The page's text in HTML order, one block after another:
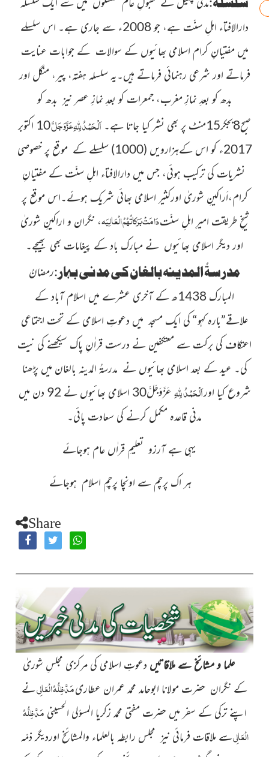
دارالافتاء اہلِ سنّت ہے، جو 2008ء
سے جاری ہے۔ اس سلسلے
میں مفتیانِ کرام اسلامی بھائیوں کے سوالات کے جوابات عنایت
فرماتے اور شرعی رہنمائی فرماتے ہیں۔یہ سلسلہ ہفتہ، پیر، منگل اور
بدھ کو بعدِ نمازِ مغرب، جمعرات کو بعدِ نمازِ عصر نیز بدھ کو
صبح8بجکر15منٹ پر بھی نشر کیا جاتا
ہے۔اَلْحَمْدُلِلّٰہِعَزَّوَجَلَّ
10 اکتوبر
2017ء کو اس کےہزارویں
(1000) سلسلے کے موقع پرخصوصی
نشریات کی ترکیب ہوئی، جس میں دارالافتاء اہلِ سنّت کے مفتیانِ
کرام،اَراکینِ شوریٰ اورکثیر اسلامی بھائی شریک ہوئے۔اس موقع پر
شیخِ طریقت امیرِ اہلِ سنّتدَامَتْ بَرَکاتُہُمُ الْعَالِیَہ، نگران و اراکینِ شوریٰ
اور دیگر اسلامی بھائیوں نے مبارک باد کے پیغامات بھی بھیجے۔
مدرسۃُ المدینہ بالغان کی مدنی بہار:رمضانُ
المبارک1438ھ کے آخری عشرے میں اسلام آبادکے
علاقے”بارہ کہو“ کی ایک مسجد میں دعوتِ اسلامی کے تحت اجتماعی
اعتکاف کی برکت سے معتکفین نے درست قراٰنِ پاک سیکھنے کی نیت
کی۔ عید کے بعد اسلامی بھائیوں نے مدرسۃُ المدینہ بالغان میں پڑھنا
شروع کیا اوراَلْحَمْدُ لِلّٰہِعَزَّوَجَلَّ30 اسلامی بھائیوں
نے 92 دن میں
مدنی قاعدہ مکمل کرنے کی سعادت پائی۔
یہی ہے آرزو تعلیمِ قراٰں عام ہوجائے
ہر اک پرچم سے اونچا پرچمِ اسلام ہوجائے
Share
علما و مشائخ سے ملاقاتیں دعوتِ اسلامی کی مرکزی مجلسِ شوریٰ
کے نگران حضرت مولانا ابوحامد محمد عمران عطاریمَدَّظِلُّہُ الْعَالِینے
اپنے ترکی کے سفر میں حضرت مفتی محمد زکریا المسؤلی الحسینی مَدَّظِلُّہُ
الْعَالِیسے ملاقات فرمائی نیز مجلس رابطہ بالعلماء والمشائخ اوردیگر ذمّہ